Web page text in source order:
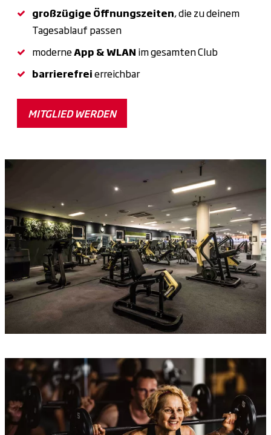
großzügige Öffnungszeiten, die zu deinem
Tagesablauf passen
moderneApp & WLAN im gesamten Club
barrierefreierreichbar
MITGLIED WERDEN